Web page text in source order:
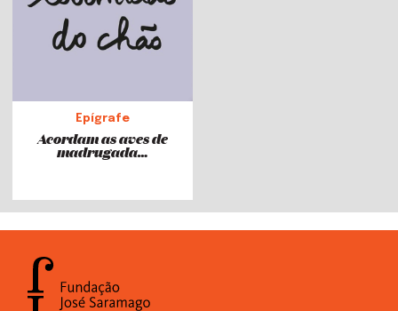
Epígrafe
Acordam as aves de
madrugada…